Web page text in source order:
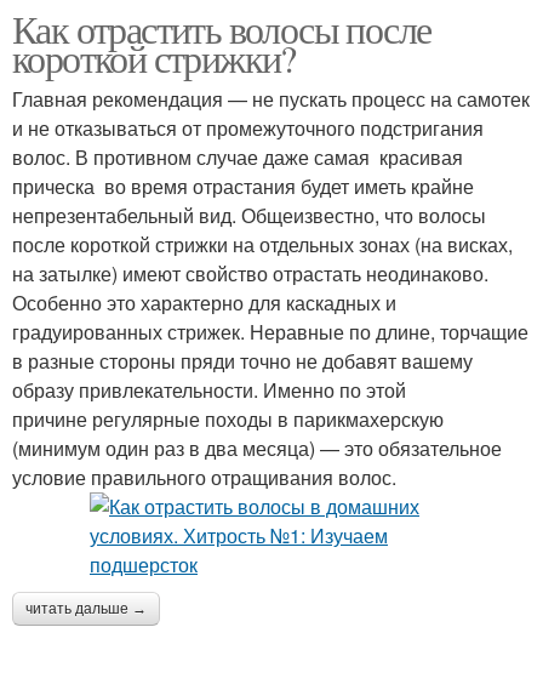
Как отрастить волосы после
короткой стрижки?
Главная рекомендация — не пускать процесс на самотек
и не отказываться от промежуточного подстригания
волос. В противном случае даже самая красивая
прическа во время отрастания будет иметь крайне
непрезентабельный вид. Общеизвестно, что волосы
после короткой стрижки на отдельных зонах (на висках,
на затылке) имеют свойство отрастать неодинаково.
Особенно это характерно для каскадных и
градуированных стрижек. Неравные по длине, торчащие
в разные стороны пряди точно не добавят вашему
образу привлекательности. Именно по этой
причине регулярные походы в парикмахерскую
(минимум один раз в два месяца) — это обязательное
условие правильного отращивания волос.
читать дальше →